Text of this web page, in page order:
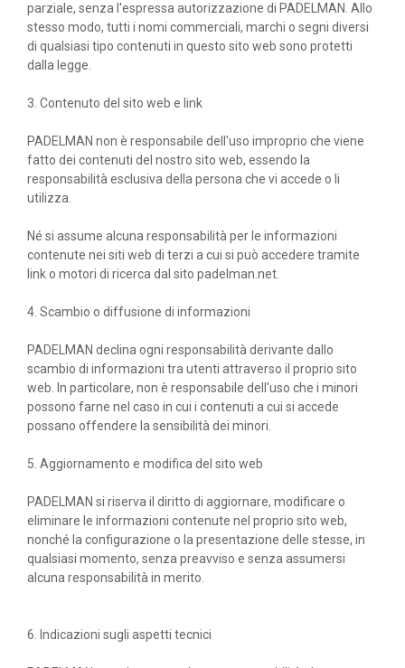
parziale, senza l'espressa autorizzazione di PADELMAN. Allo
stesso modo, tutti i nomi commerciali, marchi o segni diversi
di qualsiasi tipo contenuti in questo sito web sono protetti
dalla legge.
3. Contenuto del sito web e link
PADELMAN non è responsabile dell'uso improprio che viene
fatto dei contenuti del nostro sito web, essendo la
responsabilità esclusiva della persona che vi accede o li
utilizza.
Né si assume alcuna responsabilità per le informazioni
contenute nei siti web di terzi a cui si può accedere tramite
link o motori di ricerca dal sito padelman.net.
4. Scambio o diffusione di informazioni
PADELMAN declina ogni responsabilità derivante dallo
scambio di informazioni tra utenti attraverso il proprio sito
web. In particolare, non è responsabile dell'uso che i minori
possono farne nel caso in cui i contenuti a cui si accede
possano offendere la sensibilità dei minori.
5. Aggiornamento e modifica del sito web
PADELMAN si riserva il diritto di aggiornare, modificare o
eliminare le informazioni contenute nel proprio sito web,
nonché la configurazione o la presentazione delle stesse, in
qualsiasi momento, senza preavviso e senza assumersi
alcuna responsabilità in merito.
6. Indicazioni sugli aspetti tecnici